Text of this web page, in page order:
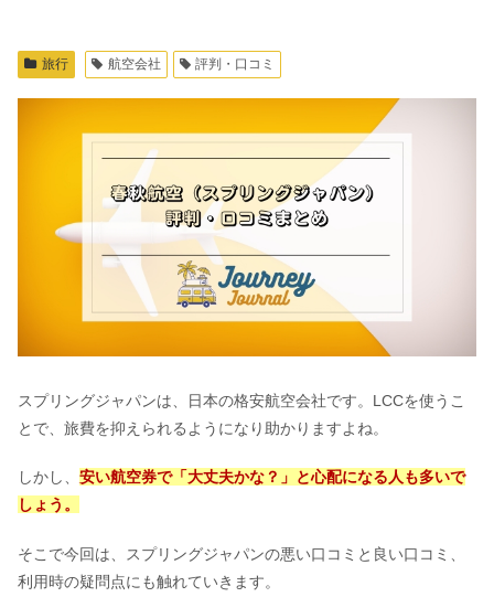
旅行 航空会社 評判・口コミ
スプリングジャパンは、日本の格安航空会社です。LCCを使うこ
とで、旅費を抑えられるようになり助かりますよね。
しかし、 安い航空券で「大丈夫かな？」と心配になる人も多いで
しょう。
そこで今回は、スプリングジャパンの悪い口コミと良い口コミ、
利用時の疑問点にも触れていきます。